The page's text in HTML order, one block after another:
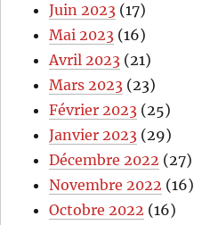
Juin 2023 (17)
Mai 2023 (16)
Avril 2023 (21)
Mars 2023 (23)
Février 2023 (25)
Janvier 2023 (29)
Décembre 2022 (27)
Novembre 2022 (16)
Octobre 2022 (16)